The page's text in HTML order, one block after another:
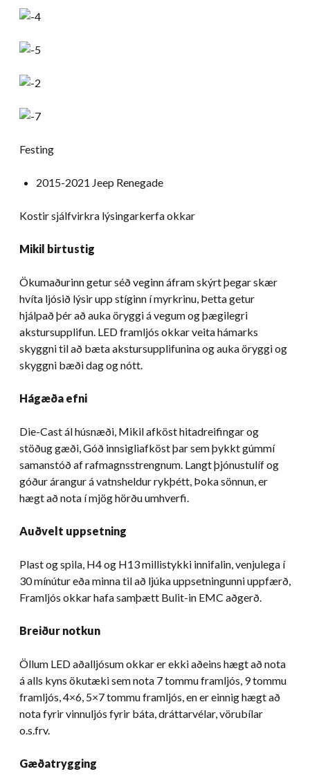
Festing
2015-2021 Jeep Renegade
Kostir sjálfvirkra lýsingarkerfa okkar
Mikil birtustig
Ökumaðurinn getur séð veginn áfram skýrt þegar skær
hvíta ljósið lýsir upp stíginn í myrkrinu, Þetta getur
hjálpað þér að auka öryggi á vegum og þægilegri
akstursupplifun. LED framljós okkar veita hámarks
skyggni til að bæta akstursupplifunina og auka öryggi og
skyggni bæði dag og nótt.
Hágæða efni
Die-Cast ál húsnæði, Mikil afköst hitadreifingar og
stöðug gæði, Góð innsigliafköst þar sem þykkt gúmmí
samanstóð af rafmagnsstrengnum. Langt þjónustulíf og
góður árangur á vatnsheldur rykþétt, Þoka sönnun, er
hægt að nota í mjög hörðu umhverfi.
Auðvelt uppsetning
Plast og spila, H4 og H13 millistykki innifalin, venjulega í
30 mínútur eða minna til að ljúka uppsetningunni uppfærð,
Framljós okkar hafa samþætt Bulit-in EMC aðgerð.
Breiður notkun
Öllum LED aðalljósum okkar er ekki aðeins hægt að nota
á alls kyns ökutæki sem nota 7 tommu framljós, 9 tommu
framljós, 4×6, 5×7 tommu framljós, en er einnig hægt að
nota fyrir vinnuljós fyrir báta, dráttarvélar, vörubílar
o.s.frv.
Gæðatrygging